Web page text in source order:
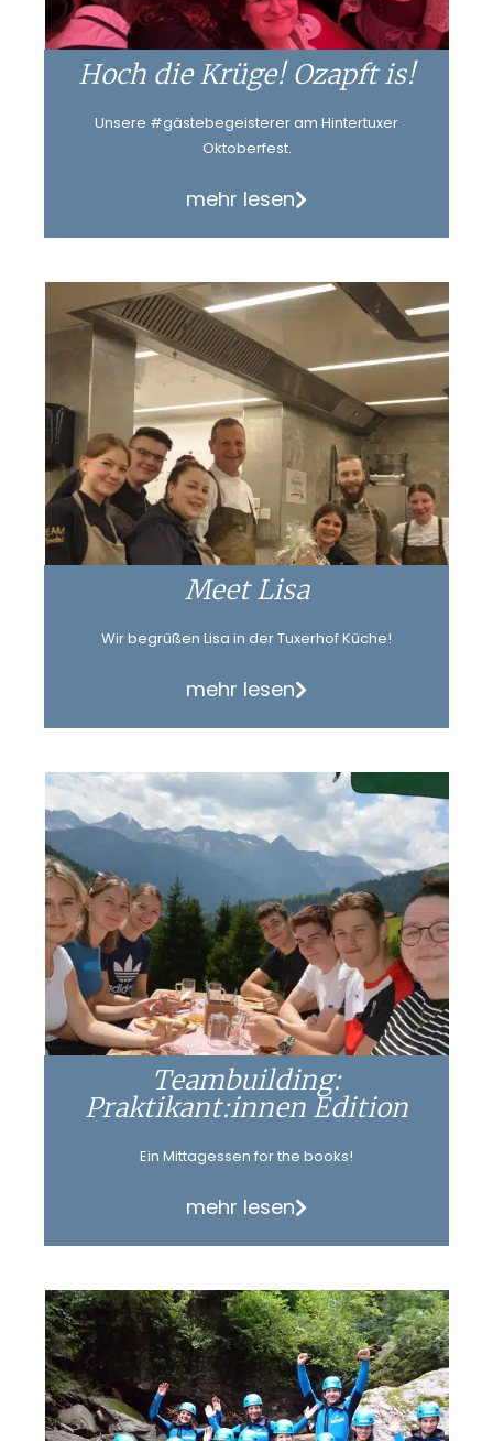
Hoch die Krüge! Ozapft is!
Unsere #gästebegeisterer am Hintertuxer
Oktoberfest.
mehr lesen
Meet Lisa
Wir begrüßen Lisa in der Tuxerhof Küche!
mehr lesen
Teambuilding:
Praktikant:innen Edition
Ein Mittagessen for the books!
mehr lesen